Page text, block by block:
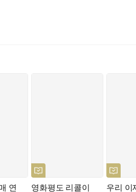
요?」).
라보는 것은 아니다. 3부 ‘AI는 예술
계번역의 역사를 되짚으며 문학 번
화들을 가감 없이 공개하며 창작자가
계기가, 아직 기술이 낯선 이들에게는
연
영화평도 리콜이
우리 이